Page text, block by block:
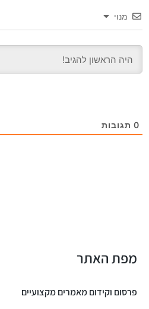
מנוי
0תגובות
מפת האתר
פרסום וקידום מאמרים מקצועיים